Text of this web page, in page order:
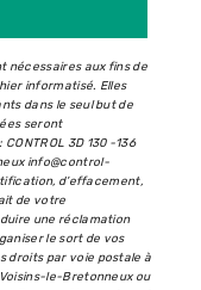
nécessaires aux fins de
informatisé. Elles
dans le seul but de
seront
3D 130 -136
info@control-
d’effacement,
de votre
une réclamation
le sort de vos
droits par voie postale à
le-Bretonneux ou